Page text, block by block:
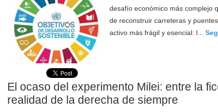
desafío económico más complejo
de reconstruir carreteras y
activo más frágil y esencial: l...
El ocaso del experimento Milei: entre la
realidad de la derecha de siempre